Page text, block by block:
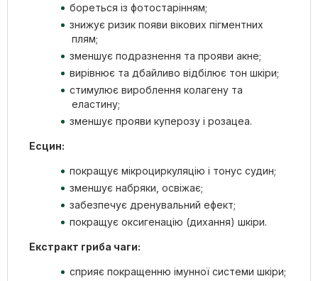
бореться із фотостарінням;
знижує ризик появи вікових пігментних
плям;
зменшує подразнення та прояви акне;
вирівнює та дбайливо відбілює тон шкіри;
стимулює вироблення колагену та
еластину;
зменшує прояви куперозу і розацеа.
Есцин:
покращує мікроциркуляцію і тонус судин;
зменшує набряки, освіжає;
забезпечує дренувальний ефект;
покращує оксигенацію (дихання) шкіри.
Екстракт гриба чаги:
сприяє покращенню імунної системи шкіри;